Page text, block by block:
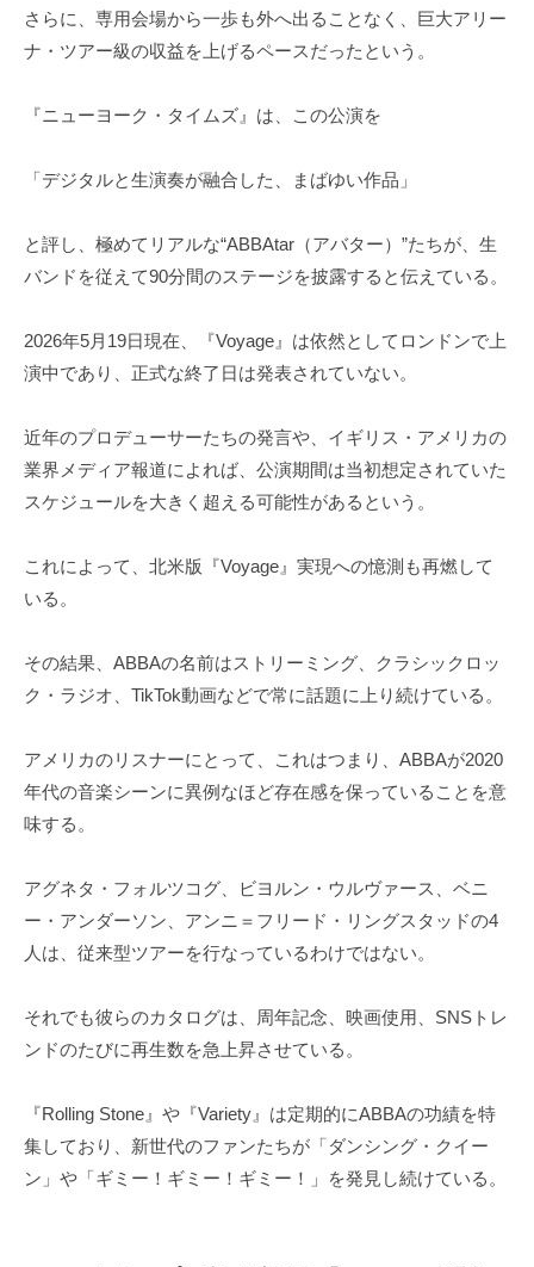
さらに、専用会場から一歩も外へ出ることなく、巨大アリー
ナ・ツアー級の収益を上げるペースだったという。
『ニューヨーク・タイムズ』は、この公演を
「デジタルと生演奏が融合した、まばゆい作品」
と評し、極めてリアルな“ABBAtar（アバター）”たちが、生
バンドを従えて90分間のステージを披露すると伝えている。
2026年5月19日現在、『Voyage』は依然としてロンドンで上
演中であり、正式な終了日は発表されていない。
近年のプロデューサーたちの発言や、イギリス・アメリカの
業界メディア報道によれば、公演期間は当初想定されていた
スケジュールを大きく超える可能性があるという。
これによって、北米版『Voyage』実現への憶測も再燃して
いる。
その結果、ABBAの名前はストリーミング、クラシックロッ
ク・ラジオ、TikTok動画などで常に話題に上り続けている。
アメリカのリスナーにとって、これはつまり、ABBAが2020
年代の音楽シーンに異例なほど存在感を保っていることを意
味する。
アグネタ・フォルツコグ、ビヨルン・ウルヴァース、ベニ
ー・アンダーソン、アンニ＝フリード・リングスタッドの4
人は、従来型ツアーを行なっているわけではない。
それでも彼らのカタログは、周年記念、映画使用、SNSトレ
ンドのたびに再生数を急上昇させている。
『Rolling Stone』や『Variety』は定期的にABBAの功績を特
集しており、新世代のファンたちが「ダンシング・クイー
ン」や「ギミー！ギミー！ギミー！」を発見し続けている。